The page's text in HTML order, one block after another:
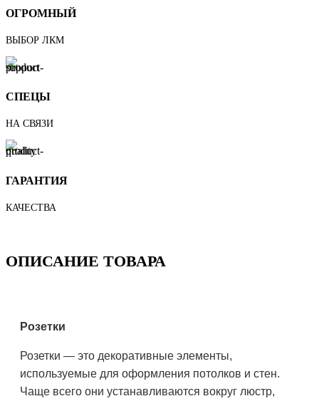
ОГРОМНЫЙ
ВЫБОР ЛКМ
СПЕЦЫ
НА СВЯЗИ
ГАРАНТИЯ
КАЧЕСТВА
ОПИСАНИЕ ТОВАРА
Розетки
Розетки — это декоративные элементы,
используемые для оформления потолков и стен.
Чаще всего они устанавливаются вокруг люстр,